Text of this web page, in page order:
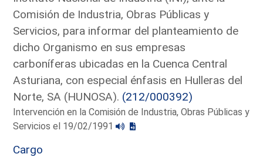
Comisión de Industria, Obras Públicas y
Servicios, para informar del planteamiento de
dicho Organismo en sus empresas
carboníferas ubicadas en la Cuenca Central
Asturiana, con especial énfasis en Hulleras del
Norte, SA (HUNOSA). (212/000392)
Intervención en la Comisión de Industria, Obras Públicas y
Servicios el 19/02/1991
Cargo